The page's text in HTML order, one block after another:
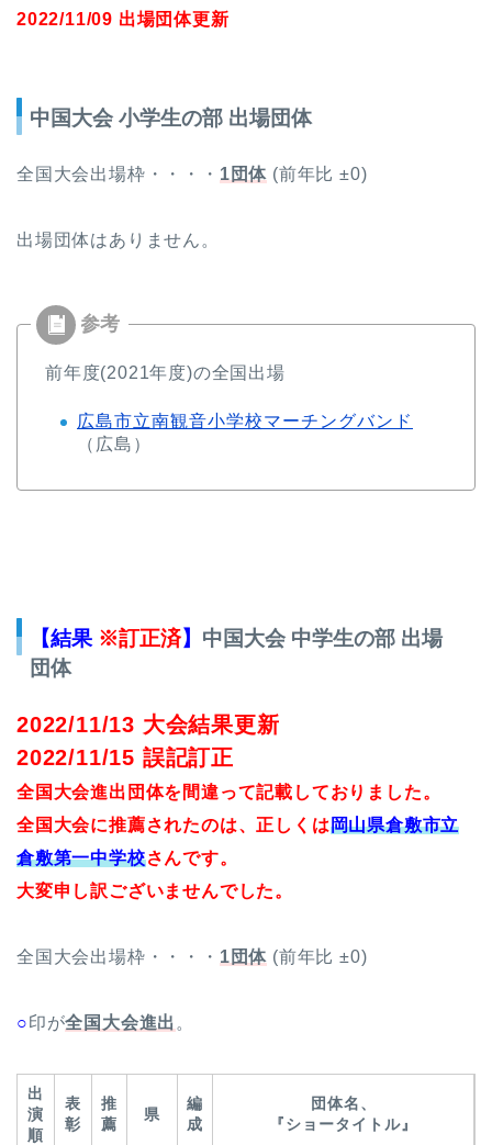
2022/11/09 出場団体更新
中国大会 小学生の部 出場団体
全国大会出場枠・・・・ 1団体 (前年比 ±0)
出場団体はありません。
前年度(2021年度)の全国出場
広島市立南観音小学校マーチングバンド
（広島）
【結果 ※訂正済】 中国大会 中学生の部 出場
団体
2022/11/13 大会結果更新
2022/11/15 誤記訂正
全国大会進出団体を間違って記載しておりました。
全国大会に推薦されたのは、正しくは岡⼭県倉敷市⽴
倉敷第⼀中学校さんです。
大変申し訳ございませんでした。
全国大会出場枠・・・・ 1団体 (前年比 ±0)
○印が全国大会進出 。
出
演
順
表
彰
推
薦
県
編
成
団体名、
『ショータイトル』